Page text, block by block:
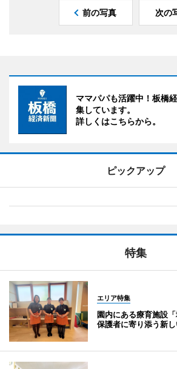
前の写真 次の
ママパパも活躍中！板橋
集しています。
詳しくはこちらから。
ピックアップ
特集
エリア特集
園内にある療育施設
保護者に寄り添う新